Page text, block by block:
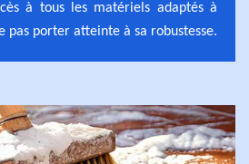
à tous les matériels adaptés à
pas porter atteinte à sa robustesse.